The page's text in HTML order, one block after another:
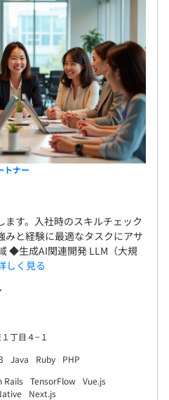
れ、「次に何を伸ばすべき
と人間両方からしていくこと
と意思決定の速さ
鋭組織で、少人数ながら
、スタートアップ出身者、
つメンバーなど、多様な経験
ショナルが集まっています。
りです：
：2名
：5名
より、官僚的なプロセスやレ
決定と実行が可能です。
クルが短く、エンジニア一人
持って開発に携われる環境で
トナー
す。入社時のスキルチェック
と経験に最適なタスクにアサ
◆生成AI関連開発 LLM（大規
しく見る
丁目４−１
Java Ruby
PHP
Rails TensorFlow Vue.js
Next.js